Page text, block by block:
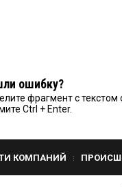
ошибку?
фрагмент с текстом
Ctrl + Enter.
КОМПАНИЙ